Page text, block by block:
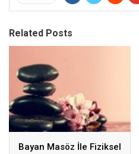
Related Posts
Bayan Masöz İle Fiziksel